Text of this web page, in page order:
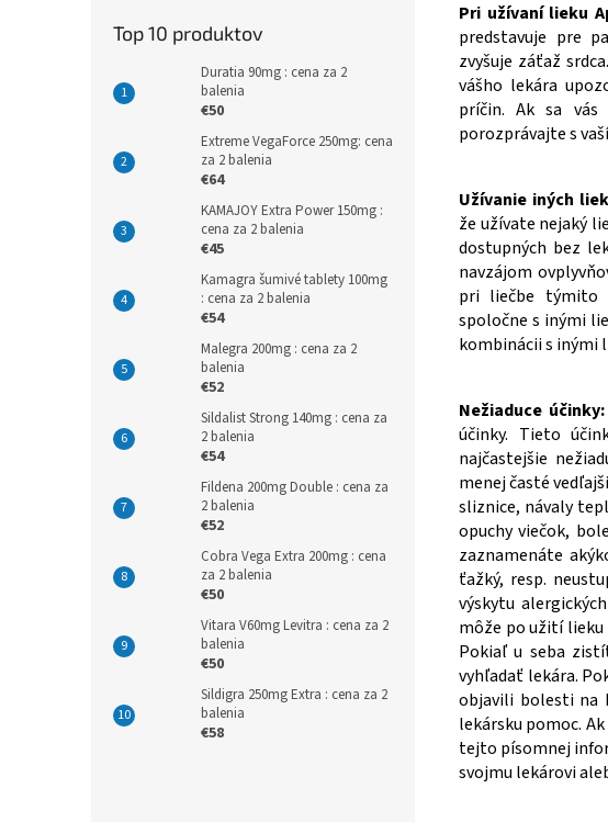
Top 10 produktov
Duratia 90mg : cena za 2
balenia
€50
Extreme VegaForce 250mg: cena
za 2 balenia
€64
KAMAJOY Extra Power 150mg :
cena za 2 balenia
€45
Kamagra šumivé tablety 100mg
: cena za 2 balenia
€54
Malegra 200mg : cena za 2
balenia
€52
Sildalist Strong 140mg : cena za
2 balenia
€54
Fildena 200mg Double : cena za
2 balenia
€52
Cobra Vega Extra 200mg : cena
za 2 balenia
€50
Vitara V60mg Levitra : cena za 2
balenia
€50
Sildigra 250mg Extra : cena za 2
balenia
€58
Pri užívaní lieku
predstavuje pre
zvyšuje záťaž
vášho lekára
príčin. Ak sa
porozprávajte s
Užívanie iných
že užívate nejaký
dostupných bez
navzájom
pri liečbe týmito
spoločne s inými
kombinácii s inými
Nežiaduce účinky:
účinky. Tieto
najčastejšie
menej časté
sliznice, návaly
opuchy viečok,
zaznamenáte
ťažký, resp.
výskytu
môže po užití lieku
Pokiaľ u seba
vyhľadať lekára.
objavili bolesti na
lekársku pomoc.
tejto písomnej
svojmu lekárovi